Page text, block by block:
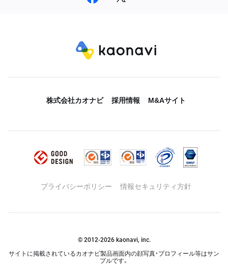
株式会社カオナビ 採用情報 M&Aサイト
プライバシーポリシー 情報セキュリティ方針
© 2012-2026kaonavi, inc.
サイトに掲載されているカオナビ製品画面内の顔写真・プロフィール等はサン
プルです。